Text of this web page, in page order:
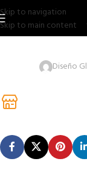
Skip to navigation
Skip to main content
Diseño